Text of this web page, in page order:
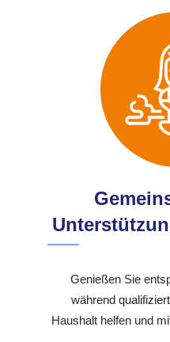
Genießen Sie
während
Haushalt helfen und